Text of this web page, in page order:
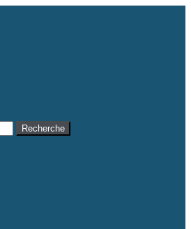
Recherche